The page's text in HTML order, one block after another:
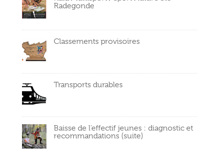
Radegonde
Classements provisoires
Transports durables
Baisse de l’effectif jeunes : diagnostic et
recommandations (suite)